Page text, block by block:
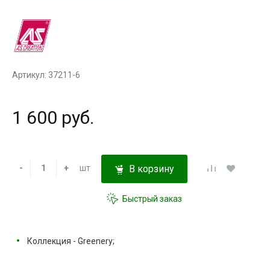
Артикул: 37211-6
1 600 руб.
- + шт В корзину
Быстрый заказ
Коллекция - Greenery;